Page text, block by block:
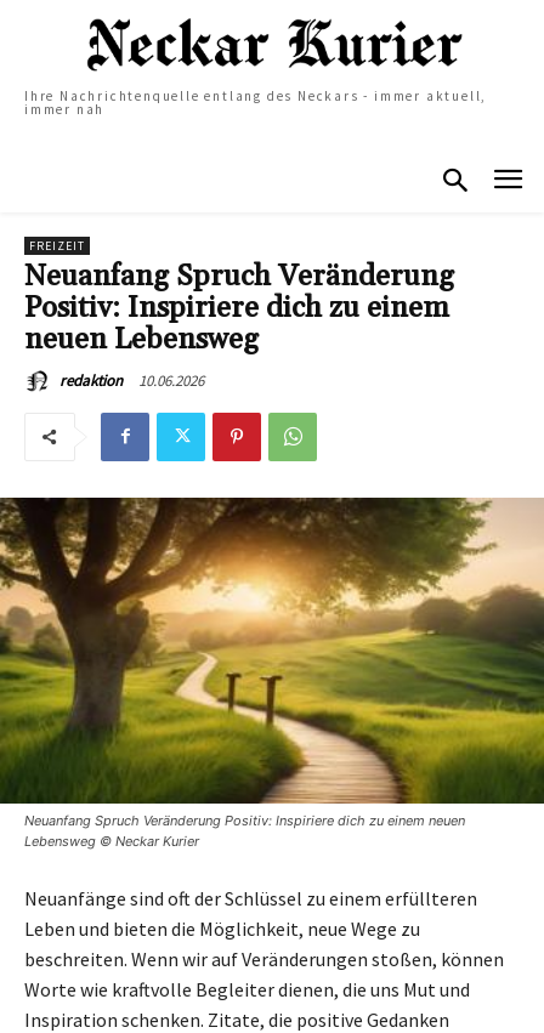
Ihre Nachrichtenquelle entlang des Neckars - immer aktuell,
immer nah
FREIZEIT
Neuanfang Spruch Veränderung
Positiv: Inspiriere dich zu einem
neuen Lebensweg
redaktion 10.06.2026
Neuanfang Spruch Veränderung Positiv: Inspiriere dich zu einem neuen
Lebensweg © Neckar Kurier
Neuanfänge sind oft der Schlüssel zu einem erfüllteren
Leben und bieten die Möglichkeit, neue Wege zu
beschreiten. Wenn wir auf Veränderungen stoßen, können
Worte wie kraftvolle Begleiter dienen, die uns Mut und
Inspiration schenken. Zitate, die positive Gedanken